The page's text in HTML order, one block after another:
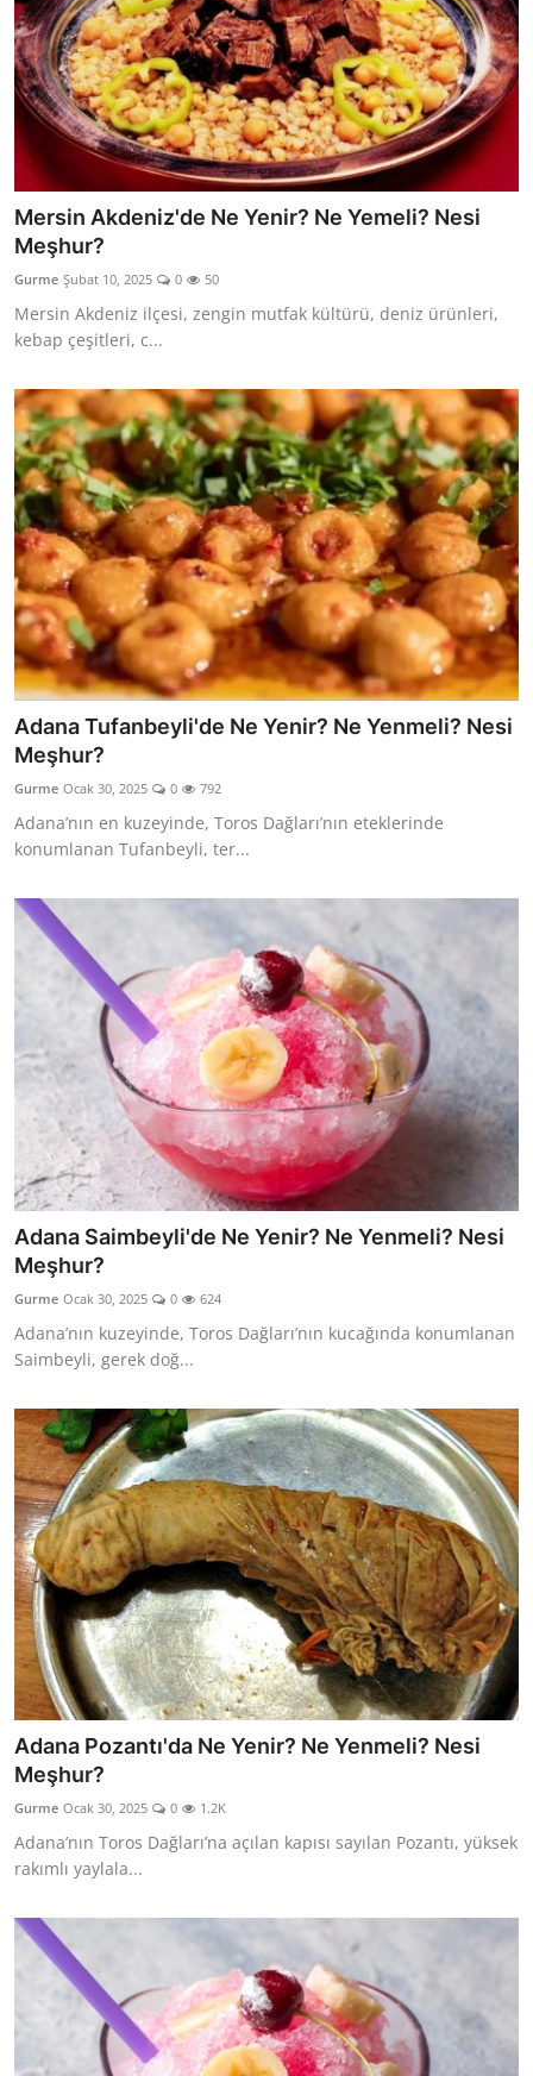
Mersin Akdeniz'de Ne Yenir? Ne Yemeli? Nesi
Meşhur?
Gurme Şubat 10, 2025 0 50
Mersin Akdeniz ilçesi, zengin mutfak kültürü, deniz ürünleri,
kebap çeşitleri, c...
Adana Tufanbeyli'de Ne Yenir? Ne Yenmeli? Nesi
Meşhur?
Gurme Ocak 30, 2025 0 792
Adana’nın en kuzeyinde, Toros Dağları’nın eteklerinde
konumlanan Tufanbeyli, ter...
Adana Saimbeyli'de Ne Yenir? Ne Yenmeli? Nesi
Meşhur?
Gurme Ocak 30, 2025 0 624
Adana’nın kuzeyinde, Toros Dağları’nın kucağında konumlanan
Saimbeyli, gerek doğ...
Adana Pozantı'da Ne Yenir? Ne Yenmeli? Nesi
Meşhur?
Gurme Ocak 30, 2025 0 1.2K
Adana’nın Toros Dağları’na açılan kapısı sayılan Pozantı, yüksek
rakımlı yaylala...